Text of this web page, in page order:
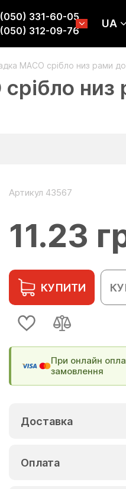
331-60-05
312-09-76
UA
MACO срібло низ рами
низ
Артикул 43567
11.23
КУПИТИ
При онлайн
замовлення
Доставка
Оплата